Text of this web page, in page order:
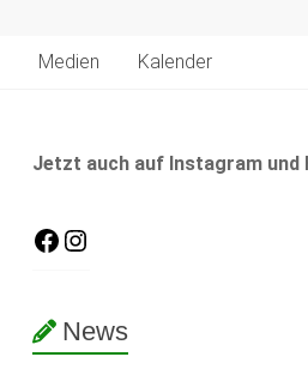
Medien Kalender
Jetzt auch auf Instagram und
News